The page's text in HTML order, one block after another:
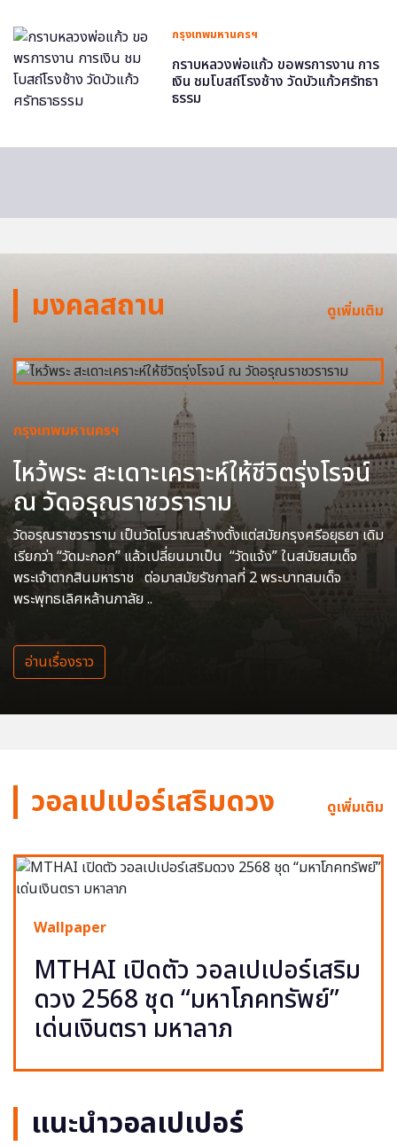
กรุงเทพมหานครฯ
กราบหลวงพ่อแก้ว ขอพรการงาน การ
เงิน ชมโบสถ์โรงช้าง วัดบัวแก้วศรัทธา
ธรรม
มงคลสถาน ดูเพิ่มเติม
กรุงเทพมหานครฯ
ไหว้พระ สะเดาะเคราะห์ให้ชีวิตรุ่งโรจน์
ณ วัดอรุณราชวราราม
วัดอรุณราชวราราม เป็นวัดโบราณสร้างตั้งแต่สมัยกรุงศรีอยุธยา เดิม
เรียกว่า “วัดมะกอก” แล้วเปลี่ยนมาเป็น “วัดแจ้ง” ในสมัยสมเด็จ
พระเจ้าตากสินมหาราช ต่อมาสมัยรัชกาลที่ 2 พระบาทสมเด็จ
พระพุทธเลิศหล้านภาลัย ..
อ่านเรื่องราว
วอลเปเปอร์เสริมดวง ดูเพิ่มเติม
Wallpaper
MTHAI เปิดตัว วอลเปเปอร์เสริม
ดวง 2568 ชุด “มหาโภคทรัพย์”
เด่นเงินตรา มหาลาภ
แนะนำวอลเปเปอร์